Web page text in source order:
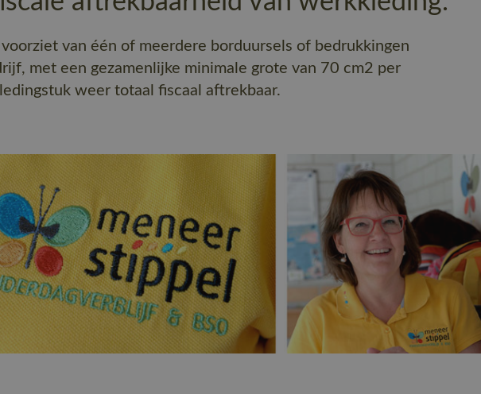
van één of meerdere borduursels of bedrukkingen
met een gezamenlijke minimale grote van 70 cm2 per
weer totaal fiscaal aftrekbaar.